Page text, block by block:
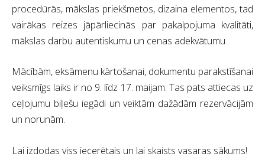
procedūrās, mākslas priekšmetos, dizaina elementos, tad
vairākas reizes jāpārliecinās par pakalpojuma kvalitāti,
mākslas darbu autentiskumu un cenas adekvātumu.
Mācībām, eksāmenu kārtošanai, dokumentu parakstīšanai
veiksmīgs laiks ir no 9. līdz 17. maijam. Tas pats attiecas uz
ceļojumu biļešu iegādi un veiktām dažādām rezervācijām
un norunām.
Lai izdodas viss iecerētais un lai skaists vasaras sākums!